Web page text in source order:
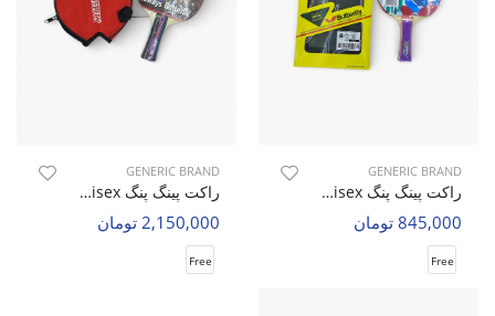
GENERIC BRAND
راکت پینگ پنگ Unisex بدون برند Fast Serve U
845,000 تومان
Free
GENERIC BRAND
راکت پینگ پنگ Unisex بدون برند Spin Master U
2,150,000 تومان
Free